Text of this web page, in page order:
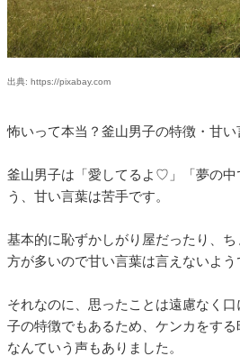
出典: https://pixabay.com
怖いって本当？釜山男子の特徴・甘い
釜山男子は「愛してるよ♡」「夢の
う、甘い言葉は苦手です。
基本的に恥ずかしがり屋だったり、
方が多いので甘い言葉は言えないよう
それなのに、思ったことは遠慮なく
子の特徴でもあるため、ケンカをす
なんていう声もありました。